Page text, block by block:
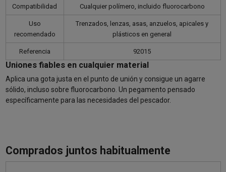
Compatibilidad Cualquier polímero, incluido fluorocarbono
Uso
recomendado
Trenzados, lenzas, asas, anzuelos, apicales y
plásticos en general
Referencia 92015
Uniones fiables en cualquier material
Aplica una gota justa en el punto de unión y consigue un agarre
sólido, incluso sobre fluorocarbono. Un pegamento pensado
específicamente para las necesidades del pescador.
Comprados juntos habitualmente